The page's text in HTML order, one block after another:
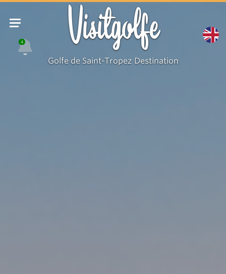
4 Visitgolfe
Golfe de Saint-Tropez Destination